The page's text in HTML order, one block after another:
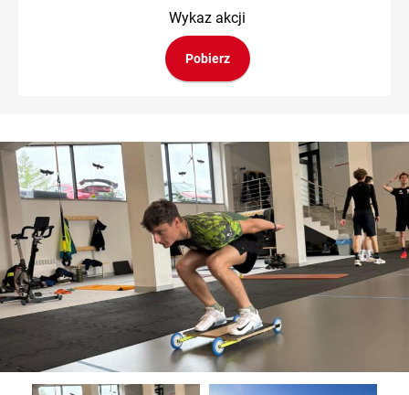
Wykaz akcji
Pobierz